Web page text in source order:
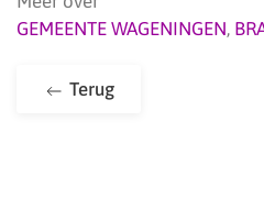
GEMEENTE WAGENINGEN,
Terug